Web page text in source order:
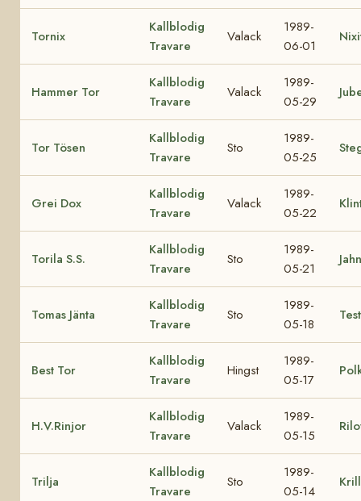
Tornix
Kallblodig
Travare
Valack
1989-
06-01
Hammer Tor
Kallblodig
Travare
Valack
1989-
05-29
Tor Tösen
Kallblodig
Travare
Sto
1989-
05-25
Grei Dox
Kallblodig
Travare
Valack
1989-
05-22
Torila S.S.
Kallblodig
Travare
Sto
1989-
05-21
Tomas Jänta
Kallblodig
Travare
Sto
1989-
05-18
Best Tor
Kallblodig
Travare
Hingst
1989-
05-17
H.V.Rinjor
Kallblodig
Travare
Valack
1989-
05-15
Trilja
Kallblodig
Travare
Sto
1989-
05-14